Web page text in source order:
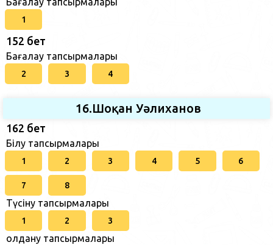
1
152 бет
Бағалау тапсырмалары
2 3 4
16.Шоқан Уәлиханов
162 бет
Білу тапсырмалары
1 2 3 4 5 6
7 8
Түсіну тапсырмалары
1 2 3
Қолдану тапсырмалары